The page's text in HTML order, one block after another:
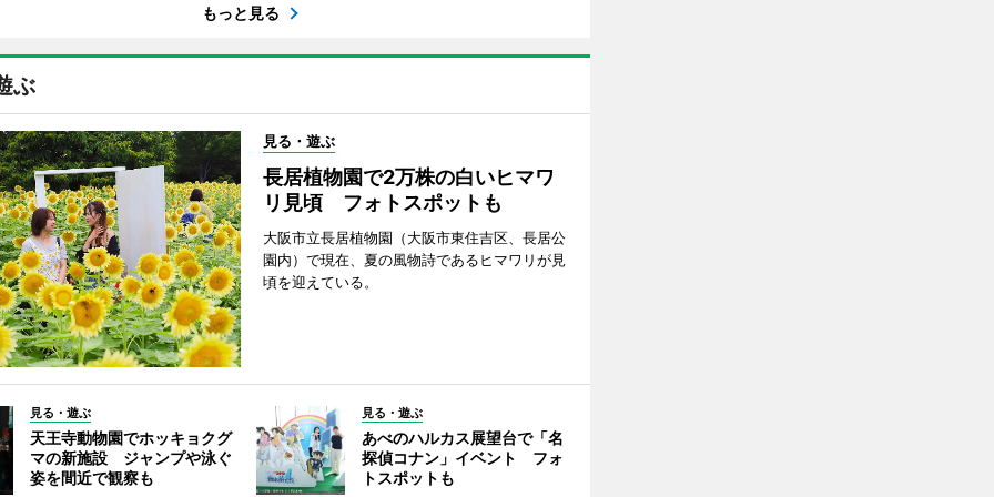
もっと見る
ぶ
見る・遊ぶ
長居植物園で2万株の白いヒマワ
リ見頃 フォトスポットも
大阪市立長居植物園（大阪市東住吉区、長居公
園内）で現在、夏の風物詩であるヒマワリが見
頃を迎えている。
見る・遊ぶ
天王寺動物園でホッキョクグ
マの新施設 ジャンプや泳ぐ
姿を間近で観察も
見る・遊ぶ
あべのハルカス展望台で「名
探偵コナン」イベント フォ
トスポットも